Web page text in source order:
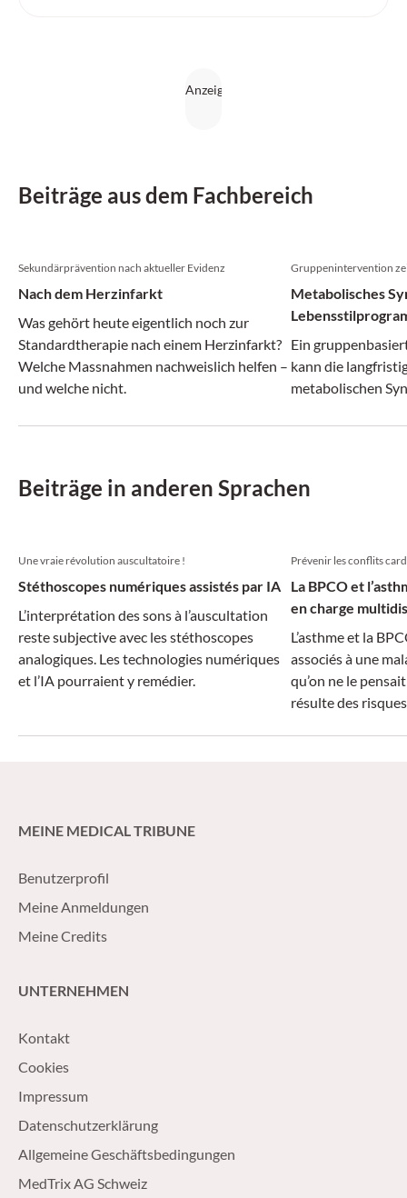
Beiträge aus dem Fachbereich
Sekundärprävention nach aktueller Evidenz
Nach dem Herzinfarkt
Was gehört heute eigentlich noch zur
Standardtherapie nach einem Herzinfarkt?
Welche Massnahmen nachweislich helfen –
und welche nicht.
Gruppenintervention
Metabolisches
Remission
Ein
kann die
metabolischen
Beiträge in anderen Sprachen
Une vraie révolution auscultatoire !
Stéthoscopes numériques assistés par IA
L’interprétation des sons à l’auscultation
reste subjective avec les stéthoscopes
analogiques. Les technologies numériques
et l’IA pourraient y remédier.
Prévenir les conflits
La BPCO et
en charge
L’asthme et la
associés à une
qu’on ne le
résulte des
MEINE MEDICAL TRIBUNE
Benutzerprofil
Meine Anmeldungen
Meine Credits
UNTERNEHMEN
Kontakt
Cookies
Impressum
Datenschutzerklärung
Allgemeine Geschäftsbedingungen
MedTrix AG Schweiz